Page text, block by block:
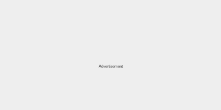
Advertisement